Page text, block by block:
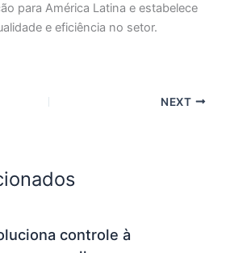
para América Latina e estabelece
e eficiência no setor.
NEXT
controle à